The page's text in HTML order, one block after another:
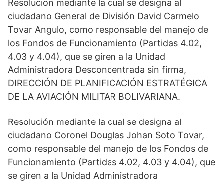
Resolución mediante la cual se designa al
ciudadano General de División David Carmelo
Tovar Angulo, como responsable del manejo de
los Fondos de Funcionamiento (Partidas 4.02,
4.03 y 4.04), que se giren a la Unidad
Administradora Desconcentrada sin firma,
DIRECCIÓN DE PLANIFICACIÓN ESTRATÉGICA
DE LA AVIACIÓN MILITAR BOLIVARIANA.
Resolución mediante la cual se designa al
ciudadano Coronel Douglas Johan Soto Tovar,
como responsable del manejo de los Fondos de
Funcionamiento (Partidas 4.02, 4.03 y 4.04), que
se giren a la Unidad Administradora